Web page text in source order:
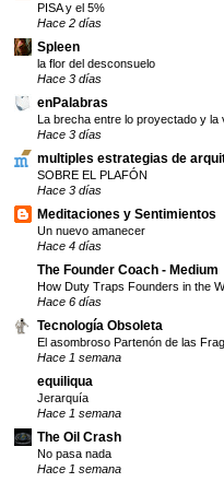
PISA y el 5%
Hace 2 días
Spleen
la flor del desconsuelo
Hace 3 días
enPalabras
La brecha entre lo proyectado y la
Hace 3 días
multiples estrategias de
SOBRE EL PLAFÓN
Hace 3 días
Meditaciones y Sentimientos
Un nuevo amanecer
Hace 4 días
The Founder Coach - Medium
How Duty Traps Founders in the
Hace 6 días
Tecnología Obsoleta
El asombroso Partenón de las
Hace 1 semana
equiliqua
Jerarquía
Hace 1 semana
The Oil Crash
No pasa nada
Hace 1 semana